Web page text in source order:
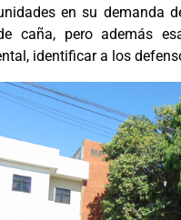
en su demanda
caña, pero además
identificar a los